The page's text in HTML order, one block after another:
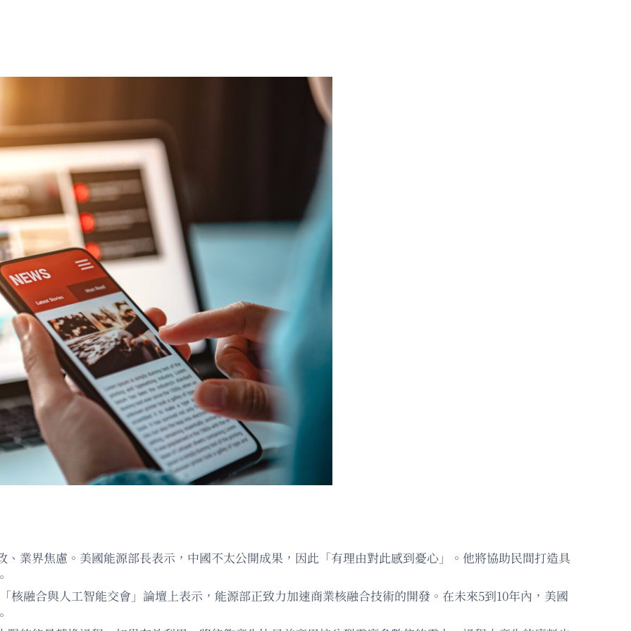
業界焦慮。美國能源部長表示，中國不太公開成果，因此「有理由對此感到憂心」。他將協助民間打造具
融合與人工智能交會」論壇上表示，能源部正致力加速商業核融合技術的開發。在未來5到10年內，美國